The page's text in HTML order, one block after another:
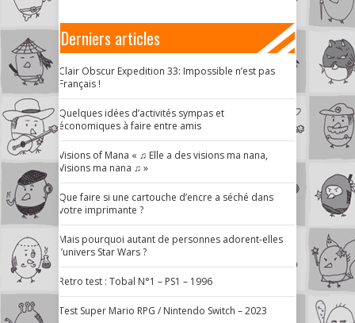
Derniers articles
Clair Obscur Expedition 33: Impossible n’est pas
Français !
Quelques idées d’activités sympas et
économiques à faire entre amis
Visions of Mana « ♫ Elle a des visions ma nana,
Visions ma nana ♫ »
Que faire si une cartouche d’encre a séché dans
votre imprimante ?
Mais pourquoi autant de personnes adorent-elles
l’univers Star Wars ?
Retro test : Tobal N°1 – PS1 – 1996
Test Super Mario RPG / Nintendo Switch – 2023